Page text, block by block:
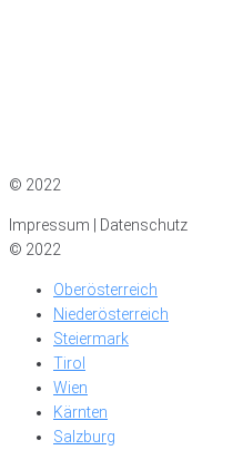
© 2022
Impressum | Datenschutz
© 2022
Oberösterreich
Niederösterreich
Steiermark
Tirol
Wien
Kärnten
Salzburg